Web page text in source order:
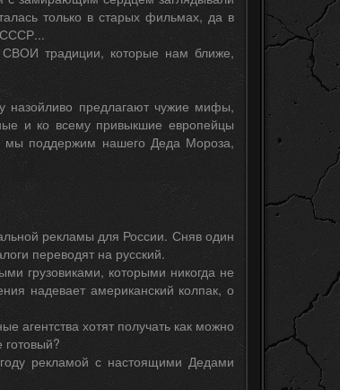
только в старых фильмах, да в
СССР...
традиции, которые нам ближе,
назойливо предлагают чужие мифы,
и ко всему привыкшие европейцы
мы поддержим нашего Деда Мороза,
рекламы для России. Сняв один
переводят на русский.
грузовиками, которыми никогда не
надевает американский колпак, о
агентства хотят получать как можно
рекламой с настоящими Дедами